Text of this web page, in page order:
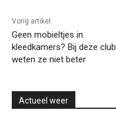
Vorig artikel
Geen mobieltjes in
kleedkamers? Bij deze club
weten ze niet beter
Actueel weer